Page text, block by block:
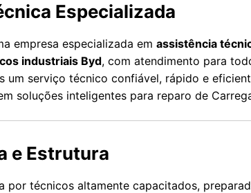
Especializada
empresa especializada em assistência
industriais Byd, com atendimento para
um serviço técnico confiável, rápido e
soluções inteligentes para reparo de
e Estrutura
por técnicos altamente capacitados,